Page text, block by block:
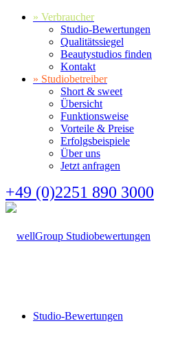
» Verbraucher
Studio-Bewertungen
Qualitätssiegel
Beautystudios finden
Kontakt
» Studiobetreiber
Short & sweet
Übersicht
Funktionsweise
Vorteile & Preise
Erfolgsbeispiele
Über uns
Jetzt anfragen
+49 (0)2251 890 3000
Studio-Bewertungen